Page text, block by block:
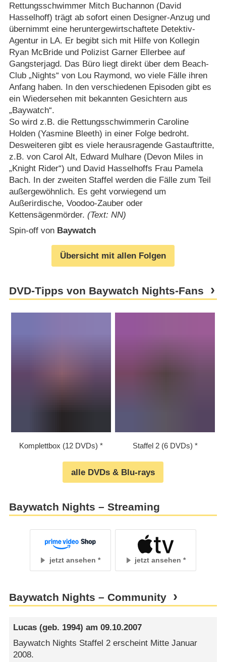
Rettungsschwimmer Mitch Buchannon (David
Hasselhoff) trägt ab sofort einen Designer-Anzug und
übernimmt eine heruntergewirtschaftete Detektiv-
Agentur in LA. Er begibt sich mit Hilfe von Kollegin
Ryan McBride und Polizist Garner Ellerbee auf
Gangsterjagd. Das Büro liegt direkt über dem Beach-
Club „Nights“ von Lou Raymond, wo viele Fälle ihren
Anfang haben. In den verschiedenen Episoden gibt es
ein Wiedersehen mit bekannten Gesichtern aus
„Baywatch“.
So wird z.B. die Rettungsschwimmerin Caroline
Holden (Yasmine Bleeth) in einer Folge bedroht.
Desweiteren gibt es viele herausragende Gastauftritte,
z.B. von Carol Alt, Edward Mulhare (Devon Miles in
„Knight Rider“) und David Hasselhoffs Frau Pamela
Bach. In der zweiten Staffel werden die Fälle zum Teil
außergewöhnlich. Es geht vorwiegend um
Außerirdische, Voodoo-Zauber oder
Kettensägenmörder. (Text: NN)
Spin-off von Baywatch
Übersicht mit allen Folgen
DVD-Tipps von Baywatch Nights-Fans
Komplettbox (12 DVDs) Staffel 2 (6 DVDs)
alle DVDs & Blu-rays
Baywatch Nights – Streaming
jetzt ansehen jetzt ansehen
Baywatch Nights – Community
Lucas (geb. 1994) am09.10.2007
Baywatch Nights Staffel 2 erscheint Mitte Januar
2008.